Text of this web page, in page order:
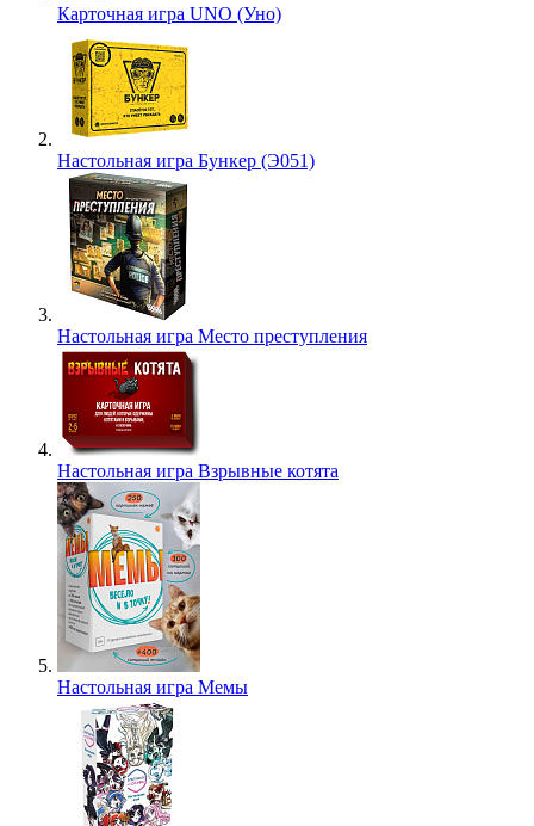
Карточная игра UNO (Уно)
Настольная игра Бункер (Э051)
Настольная игра Место преступления
Настольная игра Взрывные котята
Настольная игра Мемы